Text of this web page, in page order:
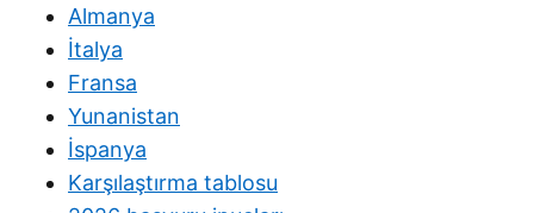
Almanya
İtalya
Fransa
Yunanistan
İspanya
Karşılaştırma tablosu